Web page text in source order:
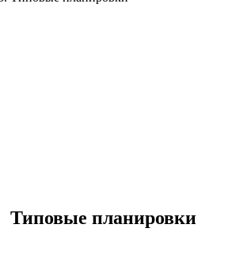
Типовые планировки